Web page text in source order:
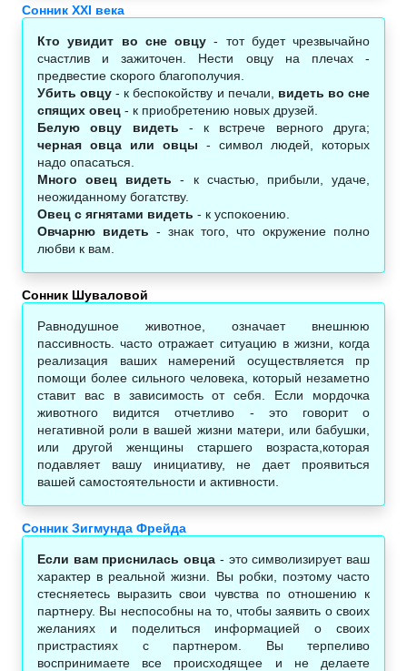
Сонник XXI века
Кто увидит во сне овцу - тот будет чрезвычайно
счастлив и зажиточен. Нести овцу на плечах -
предвестие скорого благополучия.
Убить овцу - к беспокойству и печали, видеть во сне
спящих овец - к приобретению новых друзей.
Белую овцу видеть - к встрече верного друга;
черная овца или овцы - символ людей, которых
надо опасаться.
Много овец видеть - к счастью, прибыли, удаче,
неожиданному богатству.
Овец с ягнятами видеть - к успокоению.
Овчарню видеть - знак того, что окружение полно
любви к вам.
Сонник Шуваловой
Равнодушное животное, означает внешнюю
пассивность. часто отражает ситуацию в жизни, когда
реализация ваших намерений осуществляется пр
помощи более сильного человека, который незаметно
ставит вас в зависимость от себя. Если мордочка
животного видится отчетливо - это говорит о
негативной роли в вашей жизни матери, или бабушки,
или другой женщины старшего возраста,которая
подавляет вашу инициативу, не дает проявиться
вашей самостоятельности и активности.
Сонник Зигмунда Фрейда
Если вам приснилась овца - это символизирует ваш
характер в реальной жизни. Вы робки, поэтому часто
стесняетесь выразить свои чувства по отношению к
партнеру. Вы неспособны на то, чтобы заявить о своих
желаниях и поделиться информацией о своих
пристрастиях с партнером. Вы терпеливо
воспринимаете все происходящее и не делаете